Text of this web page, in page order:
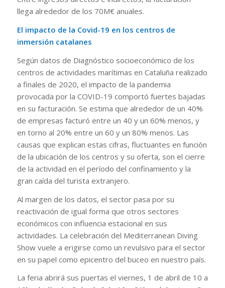
llega alrededor de los 70M€ anuales.
El impacto de la Covid-19 en los centros de
inmersión catalanes
Según datos de Diagnóstico socioeconómico de los
centros de actividades marítimas en Cataluña realizado
a finales de 2020, el impacto de la pandemia
provocada por la COVID-19 comportó fuertes bajadas
en su facturación. Se estima que alrededor de un 40%
de empresas facturó entre un 40 y un 60% menos, y
en torno al 20% entre un 60 y un 80% menos. Las
causas que explican estas cifras, fluctuantes en función
de la ubicación de los centros y su oferta, son el cierre
de la actividad en el período del confinamiento y la
gran caída del turista extranjero.
Al margen de los datos, el sector pasa por su
reactivación de igual forma que otros sectores
económicos con influencia estacional en sus
actividades. La celebración del Mediterranean Diving
Show vuele a erigirse como un revulsivo para el sector
en su papel como epicentro del buceo en nuestro país.
La feria abrirá sus puertas el viernes, 1 de abril de 10 a